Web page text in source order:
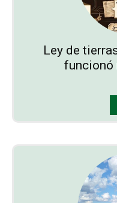
Ley de
funcionó